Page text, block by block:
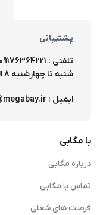
پشتیبانی
تلفنی : 09176364221
شنبه تا چهارشنبه 8 الی 16:30 - پنجشنبه 8 الی 14
ایمیل : info@megabay.ir
با مگابی
درباره مگابی
تماس با مگابی
فرصت های شغلی